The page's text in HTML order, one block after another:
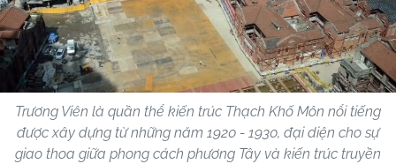
Trương Viên là quần thể kiến trúc Thạch Khố Môn nổi tiếng
được xây dựng từ những năm 1920 - 1930, đại diện cho sự
giao thoa giữa phong cách phương Tây và kiến trúc truyền